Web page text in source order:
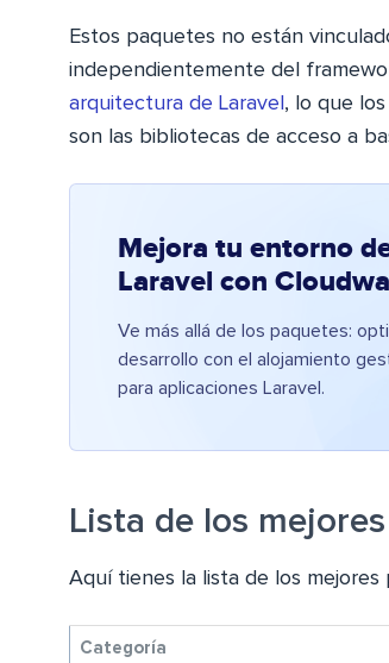
Estos paquetes no están
independientemente del
arquitectura de Laravel , lo que
son las bibliotecas de acceso a
Mejora tu entorno
Laravel con
Ve más allá de los paquetes:
desarrollo con el alojamiento
para aplicaciones Laravel.
Lista de los
Aquí tienes la lista de los
Categoría